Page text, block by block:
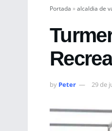
Portada »alcaldia de
by Peter 29 de